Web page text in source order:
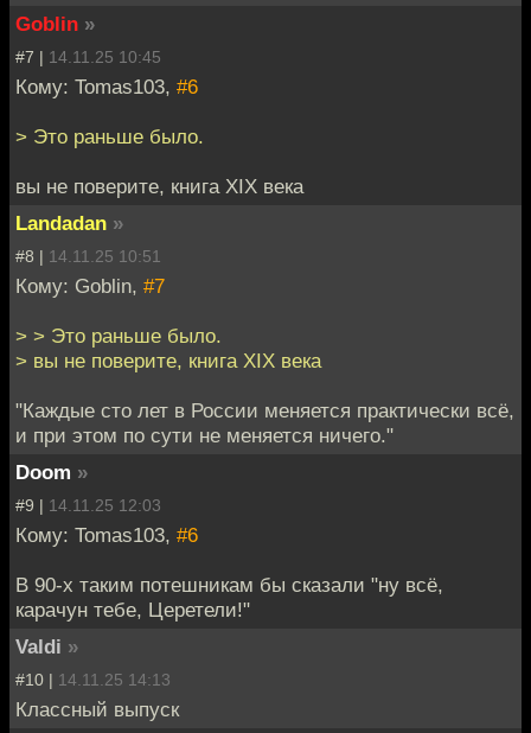
Goblin »
#7 | 14.11.25 10:45
Кому: Tomas103, #6
> Это раньше было.
вы не поверите, книга XIX века
Landadan »
#8 | 14.11.25 10:51
Кому: Goblin, #7
> > Это раньше было.
> вы не поверите, книга XIX века
"Каждые сто лет в России меняется практически всё,
и при этом по сути не меняется ничего."
Doom »
#9 | 14.11.25 12:03
Кому: Tomas103, #6
В 90-х таким потешникам бы сказали "ну всё,
карачун тебе, Церетели!"
Valdi »
#10 | 14.11.25 14:13
Классный выпуск